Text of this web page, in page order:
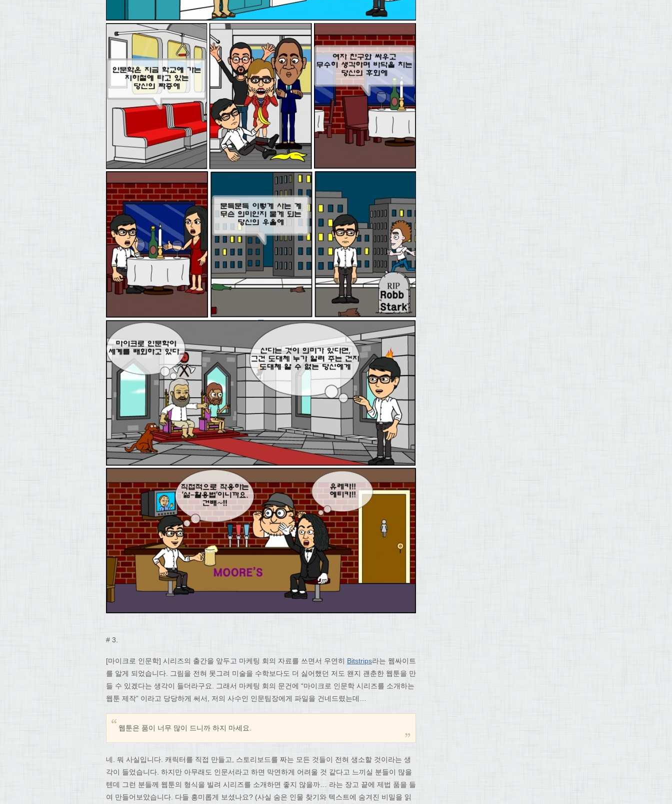
# 3.
[마이크로 인문학] 시리즈의 출간을 앞두고 마케팅 회의 자료를 쓰면서 우연히 Bitstrips라는 웹싸이트
를 알게 되었습니다. 그림을 전혀 못그려 미술을 수학보다도 더 싫어했던 저도 왠지 괜춘한 웹툰을 만
들 수 있겠다는 생각이 들더라구요. 그래서 마케팅 회의 문건에 “마이크로 인문학 시리즈를 소개하는
웹툰 제작” 이라고 당당하게 써서, 저의 사수인 인문팀장에게 파일을 건네드렸는데…
웹툰은 품이 너무 많이 드니까 하지 마세요.
네. 뭐 사실입니다. 캐릭터를 직접 만들고, 스토리보드를 짜는 모든 것들이 전혀 생소할 것이라는 생
각이 들었습니다. 하지만 아무래도 인문서라고 하면 막연하게 어려울 것 같다고 느끼실 분들이 많을
텐데 그런 분들께 웹툰의 형식을 빌려 시리즈를 소개하면 좋지 않을까… 라는 장고 끝에 제법 품을 들
여 만들어보았습니다. 다들 흥미롭게 보셨나요? (사실 숨은 인물 찾기와 텍스트에 숨겨진 비밀을 읽